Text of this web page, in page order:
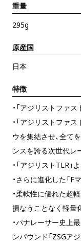
重量
295g
原産国
日本
特徴
・「アジリストファ
・「アジリストファ
ウを集結させ、全て
ンスを誇る次世代レ
・「アジリストTLR
・さらに進化した「F
・柔軟性に優れた超
損なうことなく軽量
・パナレーサー史上
ンパウンド「ZSGア